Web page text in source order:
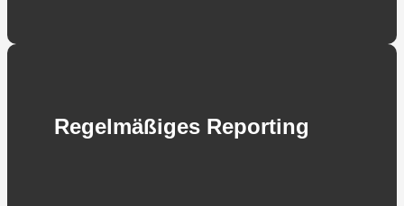
Regelmäßiges Reporting